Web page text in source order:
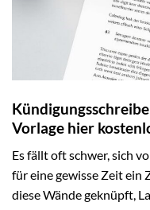
Vorlage hier
Es fällt oft schwer, sich
für eine gewisse Zeit ein
diese Wände geknüpft,